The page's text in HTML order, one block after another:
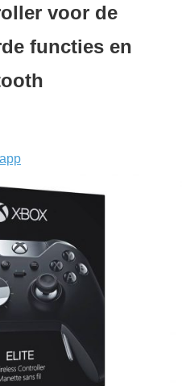
voor de
functies en